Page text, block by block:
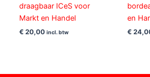
draagbaar ICeS voor
Markt en Handel
€ 20,00 incl. btw
en
€